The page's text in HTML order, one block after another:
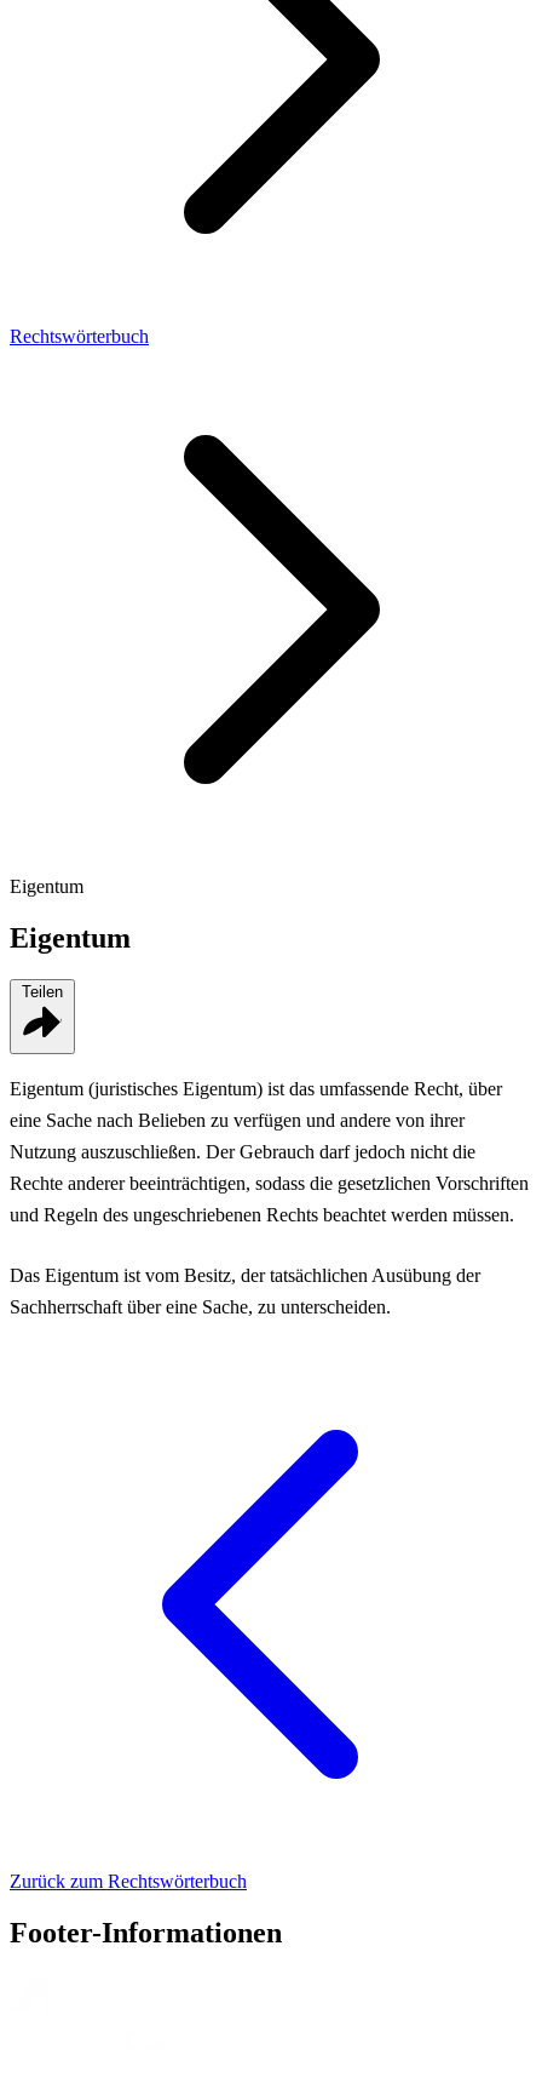
Rechtswörterbuch
Eigentum
Eigentum
Eigentum (juristisches Eigentum) ist das umfassende Recht, über
eine Sache nach Belieben zu verfügen und andere von ihrer
Nutzung auszuschließen. Der Gebrauch darf jedoch nicht die
Rechte anderer beeinträchtigen, sodass die gesetzlichen Vorschriften
und Regeln des ungeschriebenen Rechts beachtet werden müssen.
Das Eigentum ist vom Besitz, der tatsächlichen Ausübung der
Sachherrschaft über eine Sache, zu unterscheiden.
Zurück zum Rechtswörterbuch
Footer-Informationen